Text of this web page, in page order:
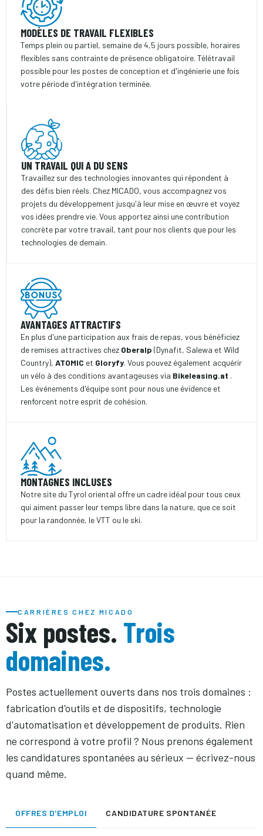
MODÈLES DE TRAVAIL FLEXIBLES
Temps plein ou partiel, semaine de 4,5 jours possible, horaires
flexibles sans contrainte de présence obligatoire. Télétravail
possible pour les postes de conception et d'ingénierie une fois
votre période d'intégration terminée.
UN TRAVAIL QUI A DU SENS
Travaillez sur des technologies innovantes qui répondent à
des défis bien réels. Chez MICADO, vous accompagnez vos
projets du développement jusqu'à leur mise en œuvre et voyez
vos idées prendre vie. Vous apportez ainsi une contribution
concrète par votre travail, tant pour nos clients que pour les
technologies de demain.
AVANTAGES ATTRACTIFS
En plus d'une participation aux frais de repas, vous bénéficiez
de remises attractives chez Oberalp (Dynafit, Salewa et Wild
Country), ATOMIC et Gloryfy. Vous pouvez également acquérir
un vélo à des conditions avantageuses via Bikeleasing.at .
Les événements d'équipe sont pour nous une évidence et
renforcent notre esprit de cohésion.
MONTAGNES INCLUSES
Notre site du Tyrol oriental offre un cadre idéal pour tous ceux
qui aiment passer leur temps libre dans la nature, que ce soit
pour la randonnée, le VTT ou le ski.
CARRIÈRES CHEZ MICADO
Six postes. Trois
domaines.
Postes actuellement ouverts dans nos trois domaines :
fabrication d'outils et de dispositifs, technologie
d'automatisation et développement de produits. Rien
ne correspond à votre profil ? Nous prenons également
les candidatures spontanées au sérieux — écrivez-nous
quand même.
OFFRES D'EMPLOI CANDIDATURE SPONTANÉE